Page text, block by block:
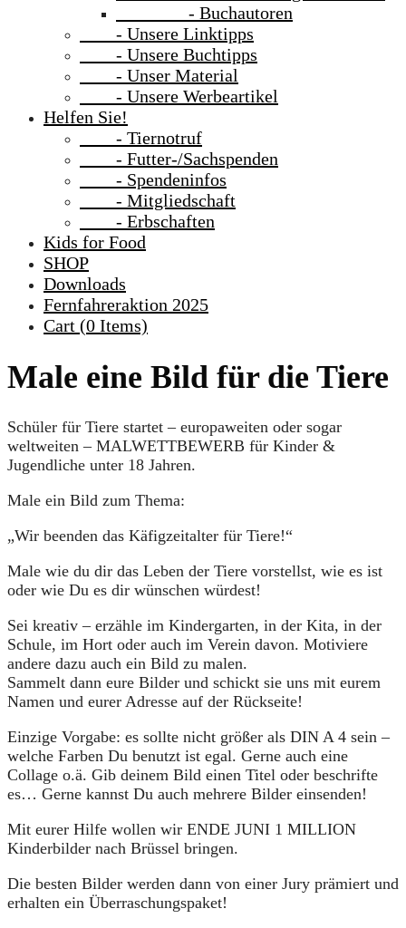
- Buchautoren
- Unsere Linktipps
- Unsere Buchtipps
- Unser Material
- Unsere Werbeartikel
Helfen Sie!
- Tiernotruf
- Futter-/Sachspenden
- Spendeninfos
- Mitgliedschaft
- Erbschaften
Kids for Food
SHOP
Downloads
Fernfahreraktion 2025
Cart (0 Items)
Male eine Bild für die Tiere
Schüler für Tiere startet – europaweiten oder sogar
weltweiten – MALWETTBEWERB für Kinder &
Jugendliche unter 18 Jahren.
Male ein Bild zum Thema:
„Wir beenden das Käfigzeitalter für Tiere!“
Male wie du dir das Leben der Tiere vorstellst, wie es ist
oder wie Du es dir wünschen würdest!
Sei kreativ – erzähle im Kindergarten, in der Kita, in der
Schule, im Hort oder auch im Verein davon. Motiviere
andere dazu auch ein Bild zu malen.
Sammelt dann eure Bilder und schickt sie uns mit eurem
Namen und eurer Adresse auf der Rückseite!
Einzige Vorgabe: es sollte nicht größer als DIN A 4 sein –
welche Farben Du benutzt ist egal. Gerne auch eine
Collage o.ä. Gib deinem Bild einen Titel oder beschrifte
es… Gerne kannst Du auch mehrere Bilder einsenden!
Mit eurer Hilfe wollen wir ENDE JUNI 1 MILLION
Kinderbilder nach Brüssel bringen.
Die besten Bilder werden dann von einer Jury prämiert und
erhalten ein Überraschungspaket!